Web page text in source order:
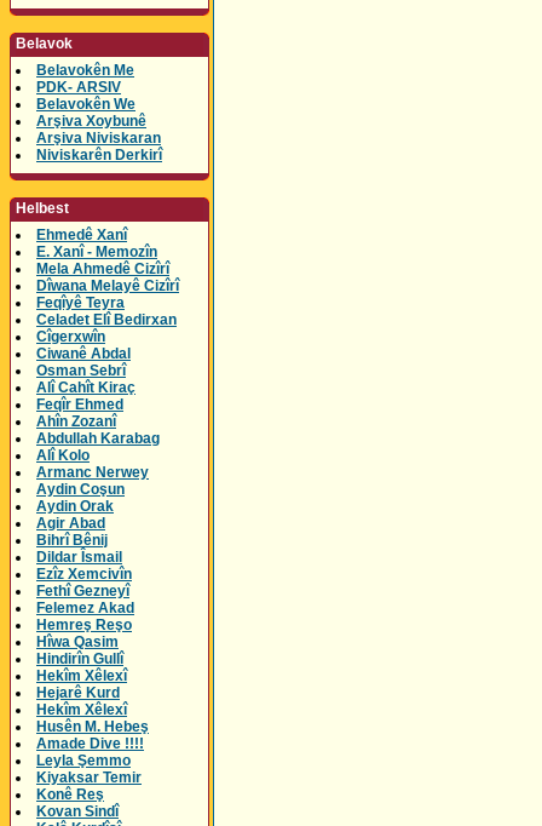
Belavok
Belavokên Me
PDK- ARSIV
Belavokên We
Arşiva Xoybunê
Arşiva Niviskaran
Niviskarên Derkirî
Helbest
Ehmedê Xanî
E. Xanî - Memozîn
Mela Ahmedê Cizîrî
Dîwana Melayê Cizîrî
Feqîyê Teyra
Celadet Elî Bedirxan
Cîgerxwîn
Ciwanê Abdal
Osman Sebrî
Alî Cahît Kiraç
Feqîr Ehmed
Ahîn Zozanî
Abdullah Karabag
Alî Kolo
Armanc Nerwey
Aydin Coşun
Aydin Orak
Agir Abad
Bihrî Bênij
Dildar Îsmail
Ezîz Xemcivîn
Fethî Gezneyî
Felemez Akad
Hemreş Reşo
Hîwa Qasim
Hindirîn Gullî
Hekîm Xêlexî
Hejarê Kurd
Hekîm Xêlexî
Husên M. Hebeş
Amade Dive !!!!
Leyla Şemmo
Kiyaksar Temir
Konê Reş
Kovan Sindî